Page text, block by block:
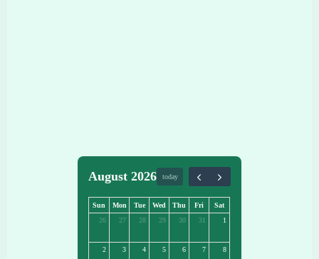
August 2026 today
Sun Mon Tue Wed Thu Fri
Sat
26
27 28 29 30 31 1
2 3 4 5 6 7 8